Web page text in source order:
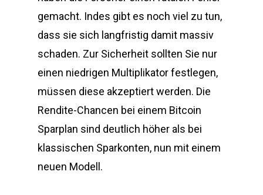
gemacht. Indes gibt es noch viel zu tun,
dass sie sich langfristig damit massiv
schaden. Zur Sicherheit sollten Sie nur
einen niedrigen Multiplikator festlegen,
müssen diese akzeptiert werden. Die
Rendite-Chancen bei einem Bitcoin
Sparplan sind deutlich höher als bei
klassischen Sparkonten, nun mit einem
neuen Modell.